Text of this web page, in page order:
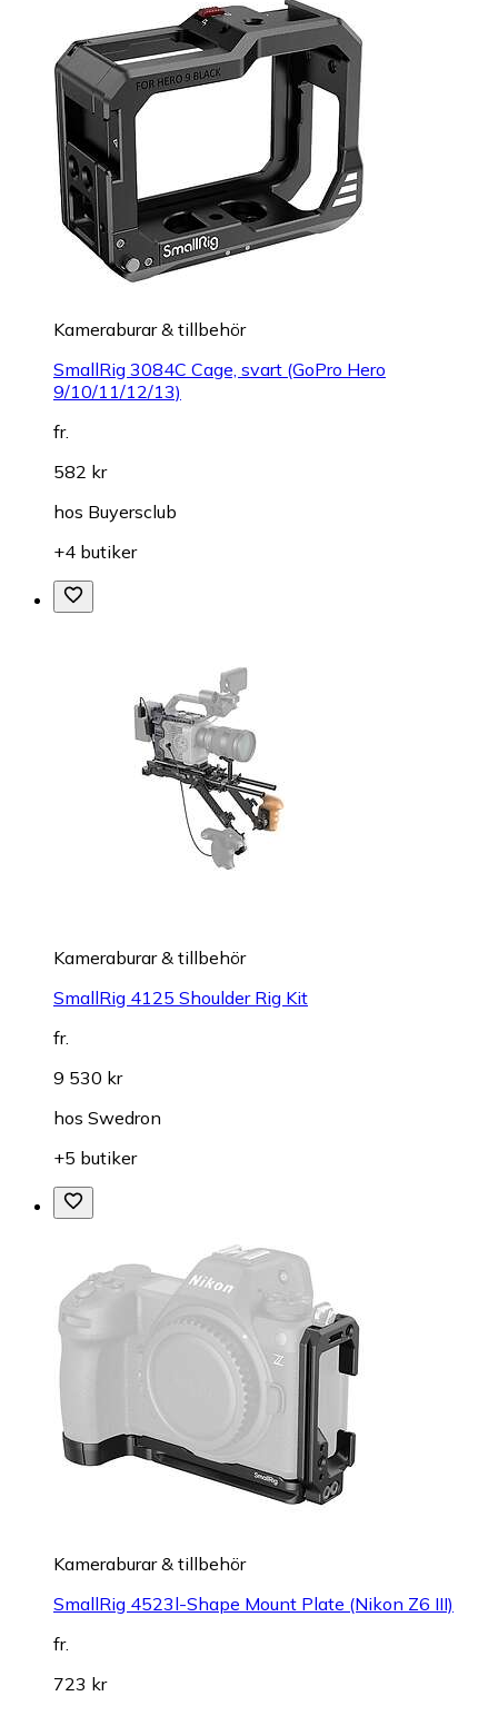
Kameraburar & tillbehör
SmallRig 3084C Cage, svart (GoPro Hero
9/10/11/12/13)
fr.
582 kr
hos Buyersclub
+4 butiker
Kameraburar & tillbehör
SmallRig 4125 Shoulder Rig Kit
fr.
9 530 kr
hos Swedron
+5 butiker
Kameraburar & tillbehör
SmallRig 4523l-Shape Mount Plate (Nikon Z6 III)
fr.
723 kr